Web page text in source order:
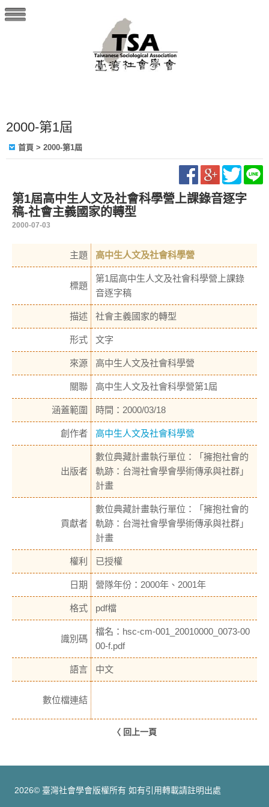
2000-第1屆
首頁 > 2000-第1屆
第1屆高中生人文及社會科學營上課錄音逐字
稿-社會主義國家的轉型
2000-07-03
主題 高中生人文及社會科學營
標題
第1屆高中生人文及社會科學營上課錄
音逐字稿
描述 社會主義國家的轉型
形式 文字
來源 高中生人文及社會科學營
關聯 高中生人文及社會科學營第1屆
涵蓋範圍 時間：2000/03/18
創作者 高中生人文及社會科學營
出版者
數位典藏計畫執行單位：「擁抱社會的
軌跡：台灣社會學會學術傳承與社群」
計畫
貢獻者
數位典藏計畫執行單位：「擁抱社會的
軌跡：台灣社會學會學術傳承與社群」
計畫
權利 已授權
日期 營隊年份：2000年、2001年
格式 pdf檔
識別碼
檔名：hsc-cm-001_20010000_0073-00
00-f.pdf
語言 中文
數位檔連結
〈 回上一頁
2026© 臺灣社會學會版權所有 如有引用轉載請註明出處